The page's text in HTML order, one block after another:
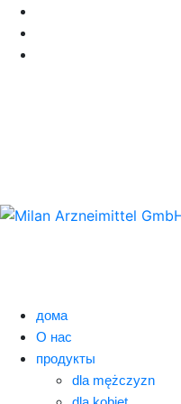
дома
О нас
продукты
dla mężczyzn